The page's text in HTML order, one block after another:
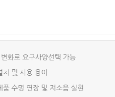
화로 요구사양선택 가능
및 사용 용이
수명 연장 및 저소음 실현